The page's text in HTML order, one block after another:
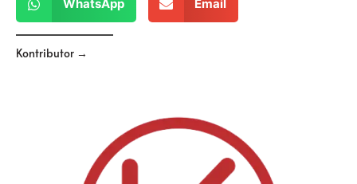
WhatsApp Email
Kontributor →